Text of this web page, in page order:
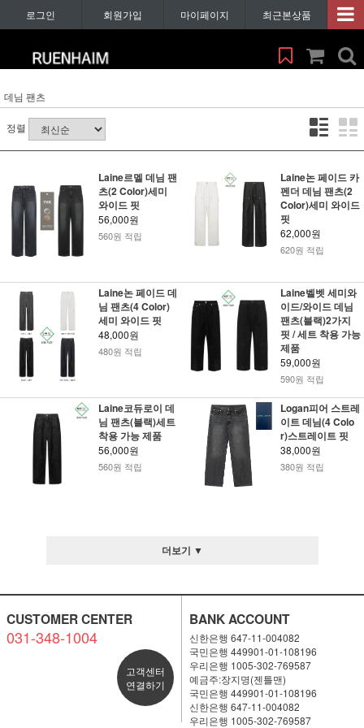
로그인 회원가입 마이페이지 최근본상품
데님 팬츠
정렬
Laine르멜 데님 팬
츠(2 Color)세미
와이드 핏
56,000원
560원 적립
Laine논 페이드 카
펜더 데님 팬츠(2
Color)세미 와이드
핏
62,000원
620원 적립
Laine논 페이드 데
님 팬츠(4 Color)
세미 와이드 핏
48,000원
480원 적립
Laine벨벳 세미와
이드/와이드 데님
팬츠(블랙)2가지
핏 / 세트 착용 가능
제품
59,000원
590원 적립
Laine코듀로이 데
님 팬츠(블랙)세트
착용 가능 제품
56,000원
560원 적립
Logan피어 스트레
이트 데님(4 Colo
r)스트레이트 핏
38,000원
380원 적립
더보기 ▼
CUSTOMER CENTER
031-348-1004
고객센터
연결하기
BANK ACCOUNT
신한은행 647-11-004082
국민은행 449901-01-108196
우리은행 1005-302-769587
예금주:장지명(젠틀맨)
국민은행 449901-01-108196
신한은행 647-11-004082
우리은행 1005-302-769587